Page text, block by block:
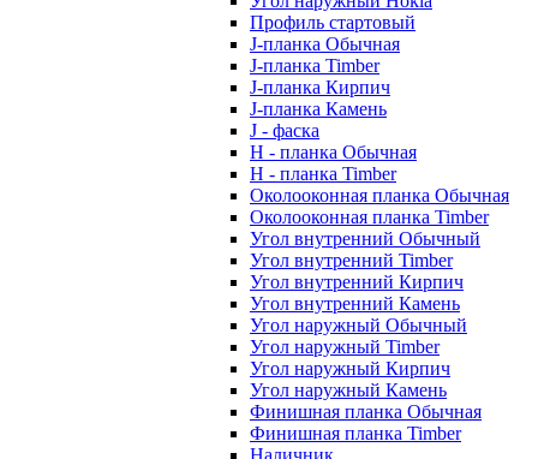
Профиль стартовый
J-планка Обычная
J-планка Timber
J-планка Кирпич
J-планка Камень
J - фаска
Н - планка Обычная
Н - планка Timber
Околооконная планка Обычная
Околооконная планка Timber
Угол внутренний Обычный
Угол внутренний Timber
Угол внутренний Кирпич
Угол внутренний Камень
Угол наружный Обычный
Угол наружный Timber
Угол наружный Кирпич
Угол наружный Камень
Финишная планка Обычная
Финишная планка Timber
Наличник